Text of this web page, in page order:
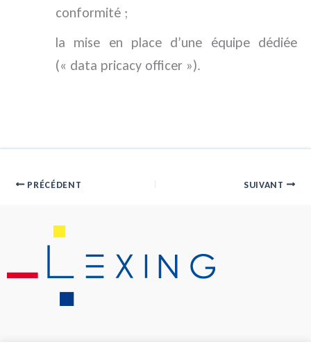
conformité ;
la mise en place d’une équipe dédiée
(« data pricacy officer »).
PRÉCÉDENT SUIVANT